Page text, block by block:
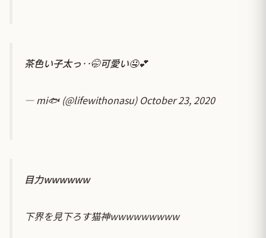
茶色い子太っ‥🤭可愛い🤤💕
— mi🐟 (@lifewithonasu) October 23, 2020
目力wwwwww
下界を見下ろす猫神wwwwwwwww